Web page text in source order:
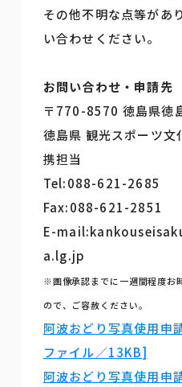
その他不明な点等があ
い合わせください。
お問い合わせ・申請先
〒770-8570 徳島県徳
徳島県 観光スポーツ文
携担当
Tel:088-621-2685
Fax:088-621-2851
E-
a.lg.jp
※画像承認までに一週間程度お
ので、ご容赦ください。
阿波おどり写真使用
ファイル／13KB]
阿波おどり写真使用申